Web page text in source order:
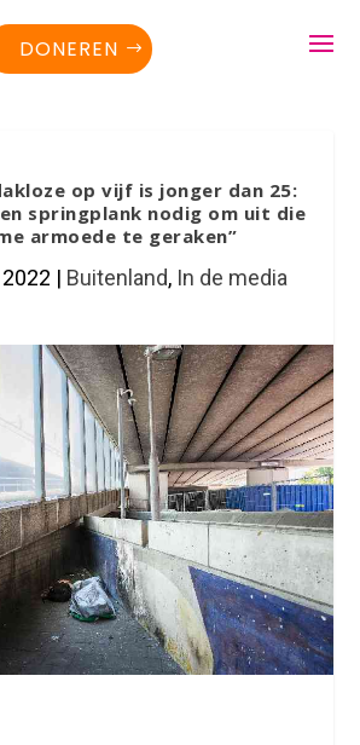
DONEREN
op vijf is jonger dan 25:
springplank nodig om uit die
armoede te geraken”
| Buitenland, In de media